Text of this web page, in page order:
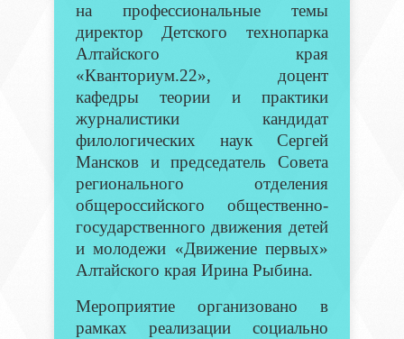
на профессиональные темы
директор Детского технопарка
Алтайского края
«Кванториум.22», доцент
кафедры теории и практики
журналистики кандидат
филологических наук Сергей
Мансков и председатель Совета
регионального отделения
общероссийского общественно-
государственного движения детей
и молодежи «Движение первых»
Алтайского края Ирина Рыбина.
Мероприятие организовано в
рамках реализации социально